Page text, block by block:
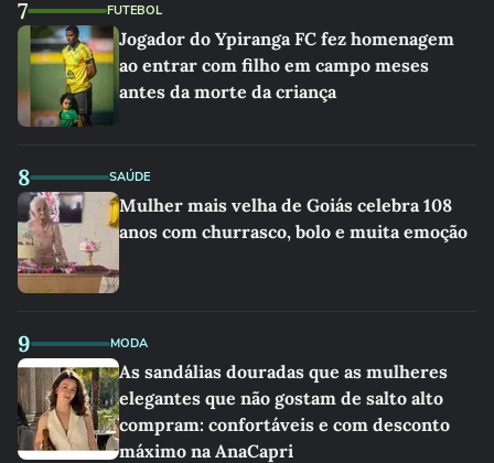
7 FUTEBOL
Jogador do Ypiranga FC fez homenagem
ao entrar com filho em campo meses
antes da morte da criança
8 SAÚDE
Mulher mais velha de Goiás celebra 108
anos com churrasco, bolo e muita emoção
9 MODA
As sandálias douradas que as mulheres
elegantes que não gostam de salto alto
compram: confortáveis e com desconto
máximo na AnaCapri